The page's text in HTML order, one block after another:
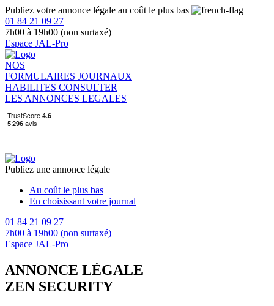
Publiez votre annonce légale au coût le plus bas
01 84 21 09 27
7h00 à 19h00 (non surtaxé)
Espace JAL-Pro
NOS
FORMULAIRES JOURNAUX
HABILITES CONSULTER
LES ANNONCES LEGALES
Publiez une annonce légale
Au coût le plus bas
En choisissant votre journal
01 84 21 09 27
7h00 à 19h00 (non surtaxé)
Espace JAL-Pro
ANNONCE LÉGALE
ZEN SECURITY